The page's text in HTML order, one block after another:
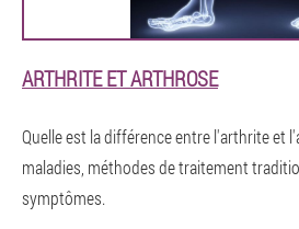
ARTHRITE ET ARTHROSE
Quelle est la différence entre l'arthrite et
maladies, méthodes de traitement
symptômes.